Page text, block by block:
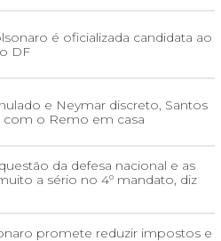
é oficializada candidata ao
DF
e Neymar discreto, Santos
com o Remo em casa
da defesa nacional e as
a sério no 4º mandato, diz
promete reduzir impostos e